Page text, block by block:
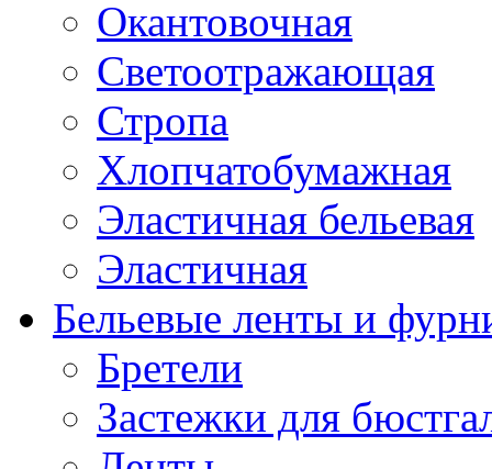
Окантовочная
Светоотражающая
Стропа
Хлопчатобумажная
Эластичная бельевая
Эластичная
Бельевые ленты и
Бретели
Застежки для